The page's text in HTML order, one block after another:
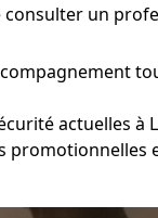
consulter un
actuelles à
promotionnelles